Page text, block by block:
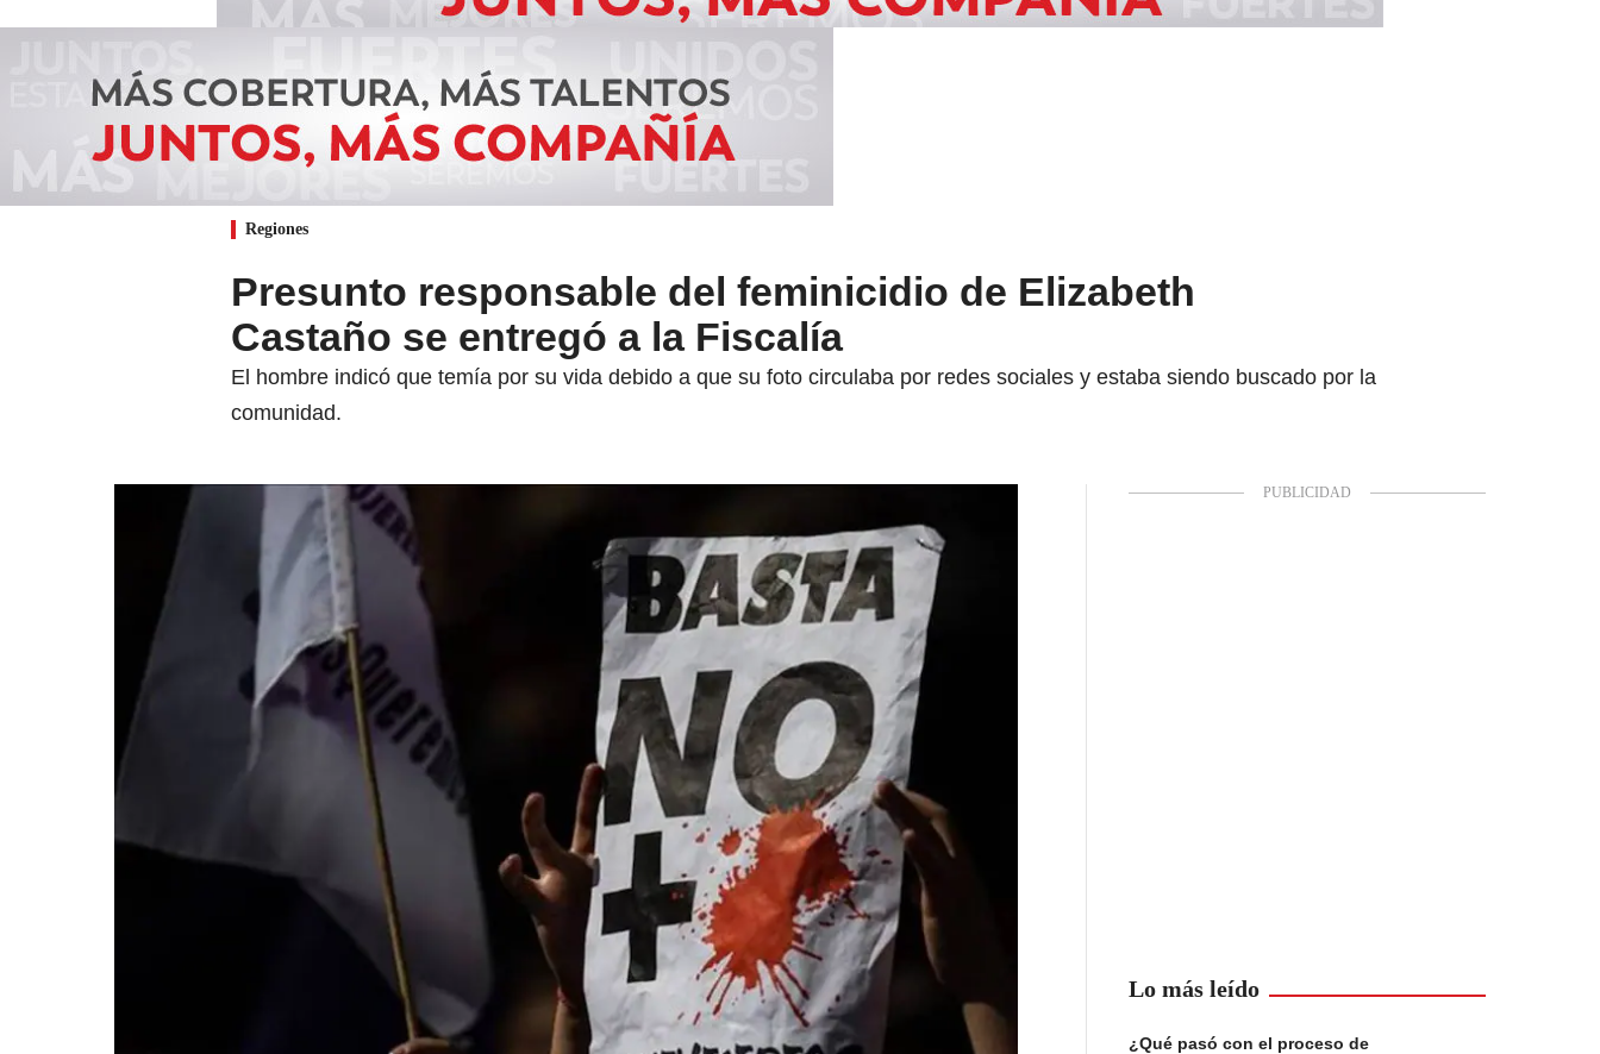
Regiones
Presunto responsable del feminicidio de Elizabeth
Castaño se entregó a la Fiscalía
El hombre indicó que temía por su vida debido a que su foto circulaba por redes sociales y estaba siendo buscado por la
comunidad.
Lo más leído
¿Qué pasó con el proceso de